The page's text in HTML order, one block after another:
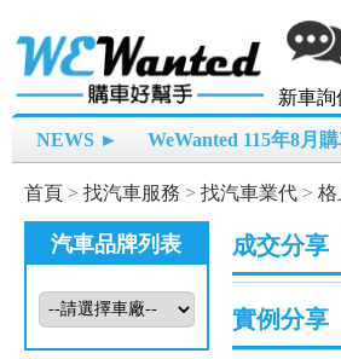
新車詢
NEWS ► WeWanted 115年8月
首頁 > 找汽車服務 > 找汽車業代 > 格
汽車品牌列表 成交分享
實例分享